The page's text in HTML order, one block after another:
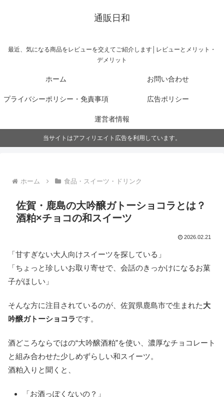
通販日和
最近、気になる商品をレビューを交えてご紹介します│レビューとメリット・
デメリット
ホーム お問い合わせ
プライバシーポリシー・免責事項 広告ポリシー
運営者情報
当サイトはアフィリエイト広告を利用しています。
ホーム 食品・スイーツ・ドリンク
佐賀・鹿島の大吟醸ガトーショコラとは？
酒粕×チョコの和スイーツ
2026.02.21
「甘すぎない大人向けスイーツを探している」
「ちょっと珍しいお取り寄せで、会話のきっかけになるお菓
子がほしい」
そんな方に注目されているのが、佐賀県鹿島市で生まれた大
吟醸ガトーショコラです。
酒どころならではの“大吟醸酒粕”を使い、濃厚なチョコレート
と組み合わせた少しめずらしい和スイーツ。
酒粕入りと聞くと、
「お酒っぽくないの？」